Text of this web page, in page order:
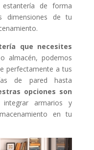
estantería de forma
dimensiones de tu
que necesites
almacén, podemos
perfectamente a tus
de pared hasta
opciones son
armarios y
en tu